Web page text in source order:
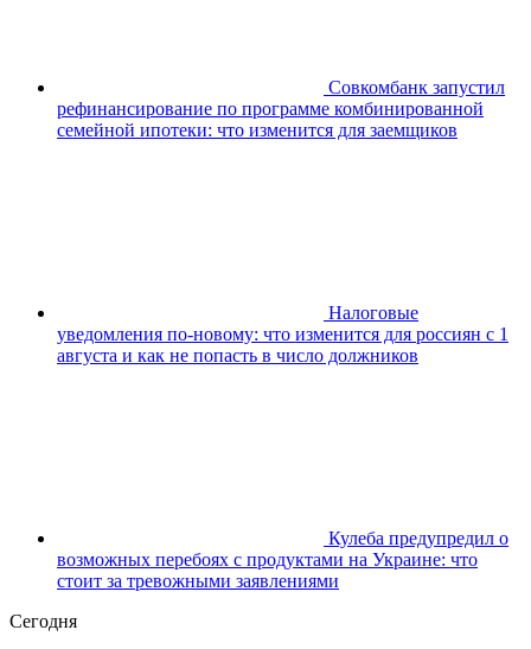
Совкомбанк запустил
рефинансирование по программе комбинированной
семейной ипотеки: что изменится для заемщиков
Налоговые
уведомления по-новому: что изменится для россиян с 1
августа и как не попасть в число должников
Кулеба предупредил о
возможных перебоях с продуктами на Украине: что
стоит за тревожными заявлениями
Сегодня